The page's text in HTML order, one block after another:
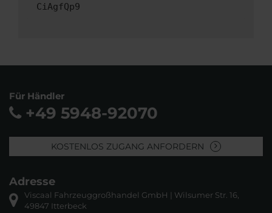
CiAgfQp9
Für Händler
+49 5948-92070
KOSTENLOS ZUGANG ANFORDERN
Adresse
Viscaal Fahrzeuggroßhandel GmbH | Wilsumer Str. 16,
49847 Itterbeck